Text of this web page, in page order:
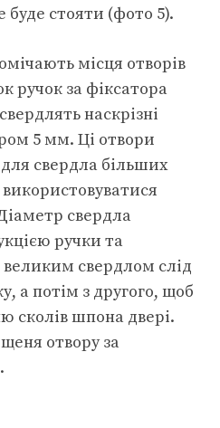
буде стояти (фото 5).
місця отворів
ручок за фіксатора
наскрізні
5 мм. Ці отвори
свердла більших
свердла
ручки та
свердлом слід
а потім з другого, щоб
сколів шпона двері.
отвору за